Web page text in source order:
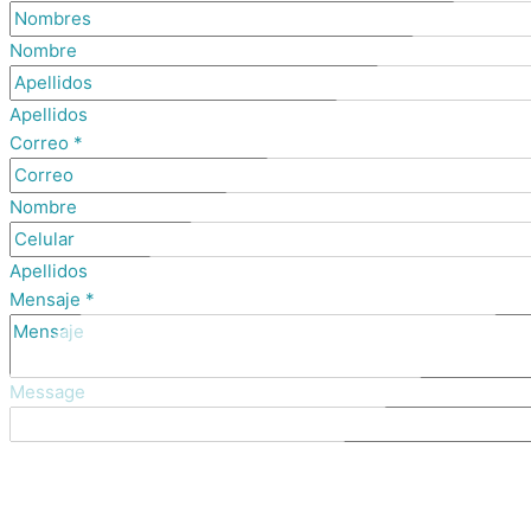
Nombre
Apellidos
Correo *
Nombre
Apellidos
Mensaje *
Message